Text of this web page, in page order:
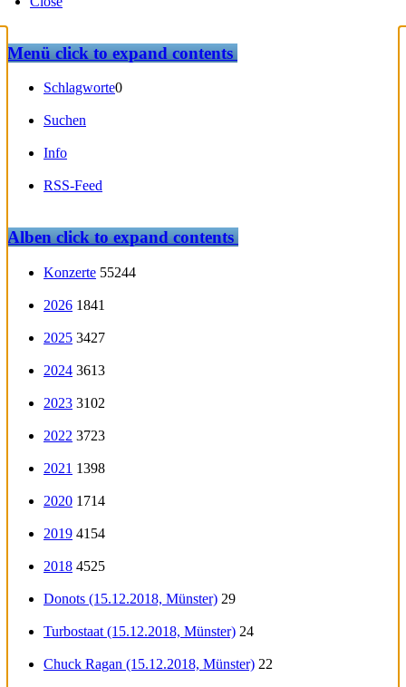
Menüclick to expand contents
Schlagworte0
Suchen
Info
RSS-Feed
Albenclick to expand contents
Konzerte 55244
2026 1841
2025 3427
2024 3613
2023 3102
2022 3723
2021 1398
2020 1714
2019 4154
2018 4525
Donots (15.12.2018, Münster) 29
Turbostaat (15.12.2018, Münster) 24
Chuck Ragan (15.12.2018, Münster) 22